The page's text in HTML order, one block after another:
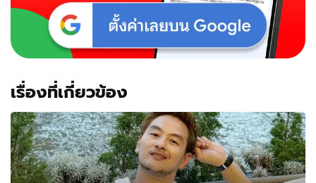
วัน
1
พ.ย.
เรื่องที่เกี่ยวข้อง